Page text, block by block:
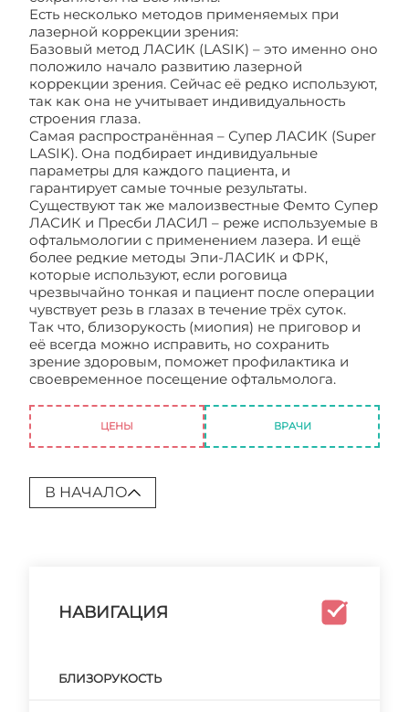
Есть несколько методов применяемых при
лазерной коррекции зрения:
Базовый метод ЛАСИК (LASIK) – это именно оно
положило начало развитию лазерной
коррекции зрения. Сейчас её редко используют,
так как она не учитывает индивидуальность
строения глаза.
Самая распространённая – Супер ЛАСИК (Super
LASIK). Она подбирает индивидуальные
параметры для каждого пациента, и
гарантирует самые точные результаты.
Существуют так же малоизвестные Фемто Супер
ЛАСИК и Пресби ЛАСИЛ – реже используемые в
офтальмологии с применением лазера. И ещё
более редкие методы Эпи-ЛАСИК и ФРК,
которые используют, если роговица
чрезвычайно тонкая и пациент после операции
чувствует резь в глазах в течение трёх суток.
Так что, близорукость (миопия) не приговор и
её всегда можно исправить, но сохранить
зрение здоровым, поможет профилактика и
своевременное посещение офтальмолога.
ЦЕНЫ ВРАЧИ
В НАЧАЛО
НАВИГАЦИЯ
БЛИЗОРУКОСТЬ